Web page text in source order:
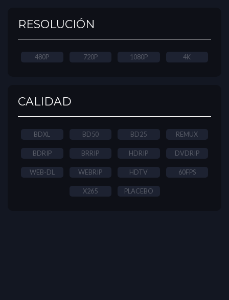
RESOLUCIÓN
480P 720P 1080P 4K
CALIDAD
BDXL BD50 BD25 REMUX
BDRIP BRRIP HDRIP DVDRIP
WEB-DL WEBRIP HDTV 60FPS
X265 PLACEBO